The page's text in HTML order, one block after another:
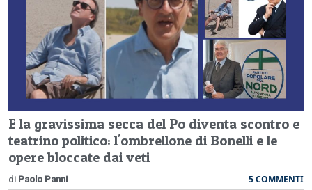
E la gravissima secca del Po diventa scontro e
teatrino politico: l'ombrellone di Bonelli e le
opere bloccate dai veti
di Paolo Panni 5 COMMENTI